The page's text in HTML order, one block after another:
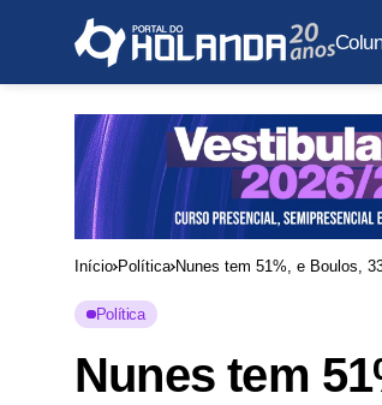
Início Política Nunes tem 51%, e Boulos,
Política
Nunes tem